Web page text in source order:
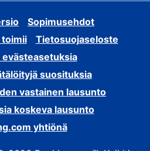
Sopimusehdot
toimii
Tietosuojaseloste
evästeasetuksia
suosituksia
vastainen lausunto
koskeva lausunto
yhtiönä